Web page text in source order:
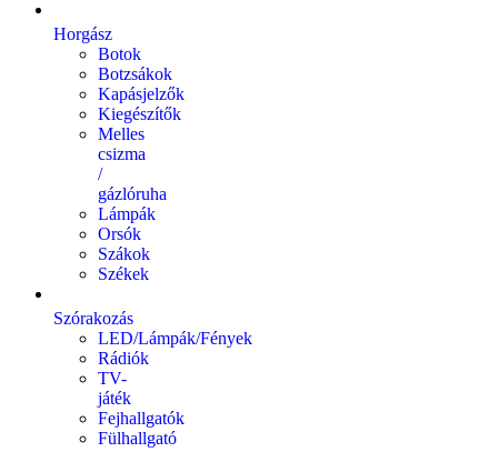
Horgász
Botok
Botzsákok
Kapásjelzők
Kiegészítők
Melles
csizma
/
gázlóruha
Lámpák
Orsók
Szákok
Székek
Szórakozás
LED/Lámpák/Fények
Rádiók
TV-
játék
Fejhallgatók
Fülhallgató